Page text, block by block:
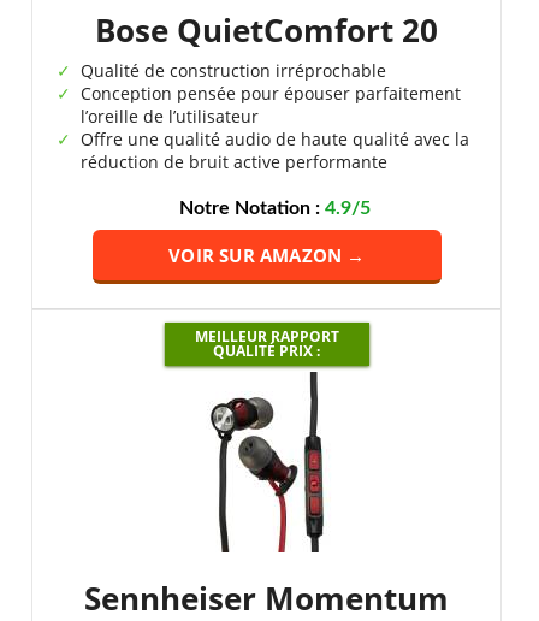
Bose QuietComfort 20
Qualité de construction irréprochable
Conception pensée pour épouser parfaitement
l’oreille de l’utilisateur
Offre une qualité audio de haute qualité avec la
réduction de bruit active performante
Notre Notation :4.9/5
VOIR SUR AMAZON →
MEILLEUR RAPPORT
QUALITÉ PRIX :
Sennheiser Momentum